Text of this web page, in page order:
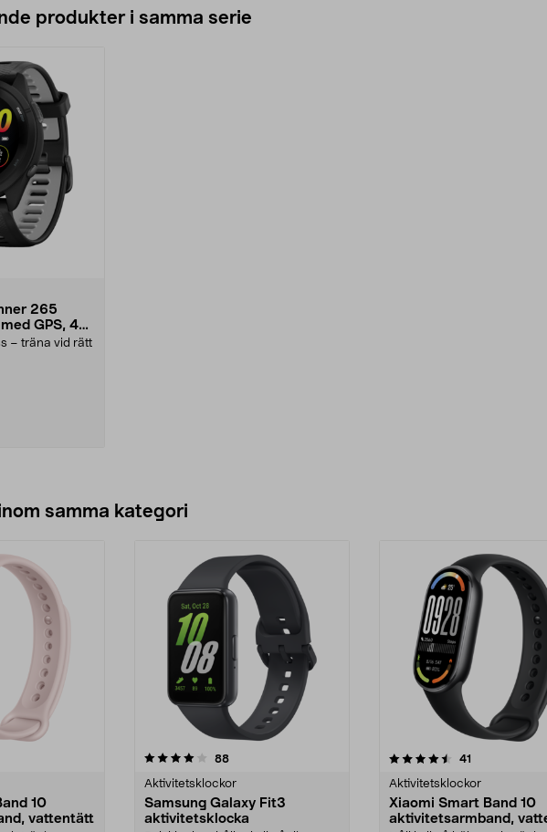
produkter i samma serie
265
GPS, 46
– träna vid rätt
samma kategori
10
vattentätt
stjärnor 88recensioner
Aktivitetsklockor
Samsung Galaxy Fit3
aktivitetsklocka
4.5 av 5 stjärnor 41
Aktivitetsklockor
Xiaomi Smart Band 10
aktivitetsarmband,
4.0 av 5 stjärnor